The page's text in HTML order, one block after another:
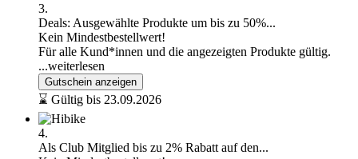
3.
Deals: Ausgewählte Produkte um bis zu 50%...
Kein Mindestbestellwert!
Für alle Kund*innen und die angezeigten Produkte gültig.
...weiterlesen
Gutschein anzeigen
⌛ Gültig bis 23.09.2026
4.
Als Club Mitglied bis zu 2% Rabatt auf den...